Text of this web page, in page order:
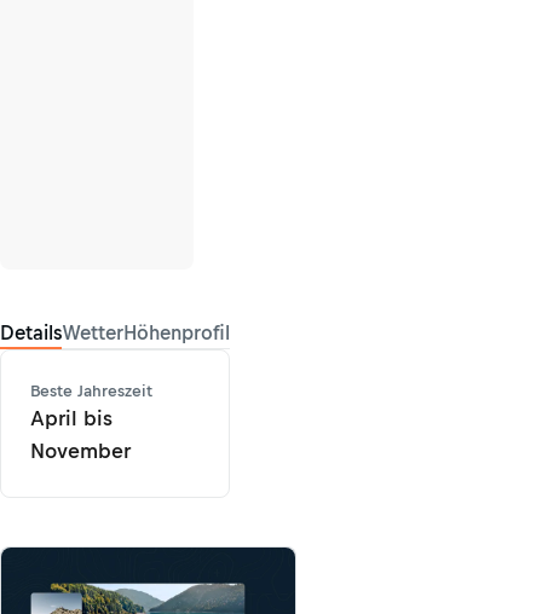
DetailsWetterHöhenprofil
Beste Jahreszeit
April bis
November